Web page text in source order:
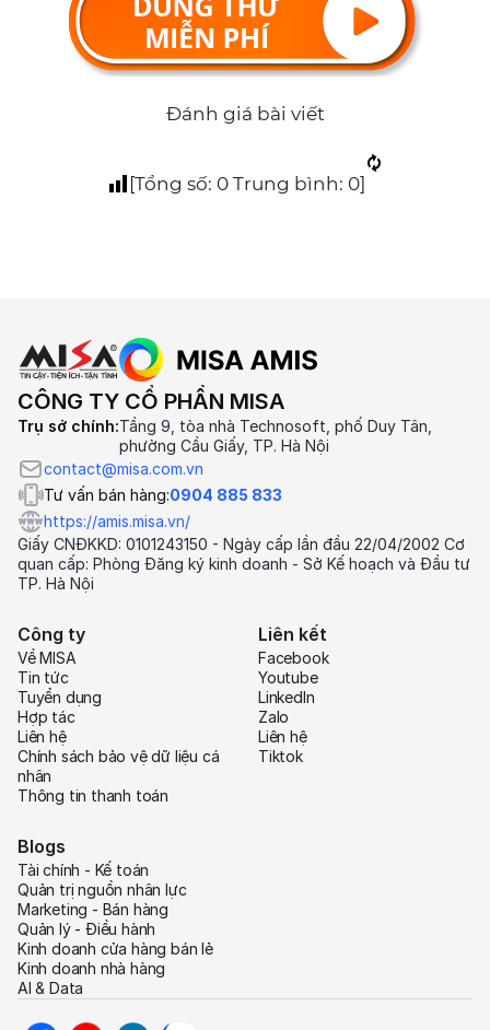
Đánh giá bài viết
[Tổng số: 0 Trung bình: 0]
CÔNG TY CỔ PHẦN MISA
Trụ sở chính:Tầng 9, tòa nhà Technosoft, phố Duy Tân,
phường Cầu Giấy, TP. Hà Nội
contact@misa.com.vn
Tư vấn bán hàng:0904 885 833
https://amis.misa.vn/
Giấy CNĐKKD: 0101243150 - Ngày cấp lần đầu 22/04/2002 Cơ
quan cấp: Phòng Đăng ký kinh doanh - Sở Kế hoạch và Đầu tư
TP. Hà Nội
Công ty
Về MISA
Tin tức
Tuyển dụng
Hợp tác
Liên hệ
Chính sách bảo vệ dữ liệu cá
nhân
Thông tin thanh toán
Liên kết
Facebook
Youtube
LinkedIn
Zalo
Liên hệ
Tiktok
Blogs
Tài chính - Kế toán
Quản trị nguồn nhân lực
Marketing - Bán hàng
Quản lý - Điều hành
Kinh doanh cửa hàng bán lẻ
Kinh doanh nhà hàng
AI & Data